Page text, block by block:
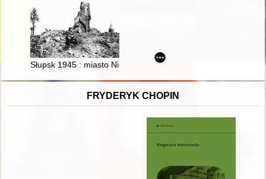
Słupsk 1945 : miasto Niemców, Sowietów i Polaków
FRYDERYK CHOPIN